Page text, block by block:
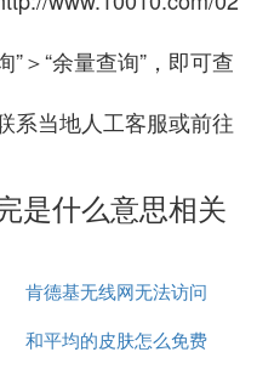
”＞“余量查询”，即可查
系当地人工客服或前往
是什么意思相关
肯德基无线网无法访问
网络
和平均的皮肤怎么免费